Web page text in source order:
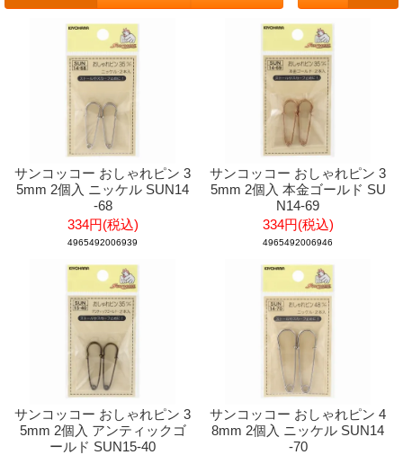
サンコッコー おしゃれピン 3
5mm 2個入 ニッケル SUN14
-68
334円(税込)
4965492006939
サンコッコー おしゃれピン 3
5mm 2個入 本金ゴールド SU
N14-69
334円(税込)
4965492006946
サンコッコー おしゃれピン 3
5mm 2個入 アンティックゴ
ールド SUN15-40
サンコッコー おしゃれピン 4
8mm 2個入 ニッケル SUN14
-70